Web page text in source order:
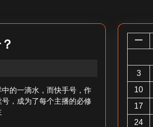
快
手
的一滴水，而快手号，作
，成为了每个主播的必修
一
3
10
17
24